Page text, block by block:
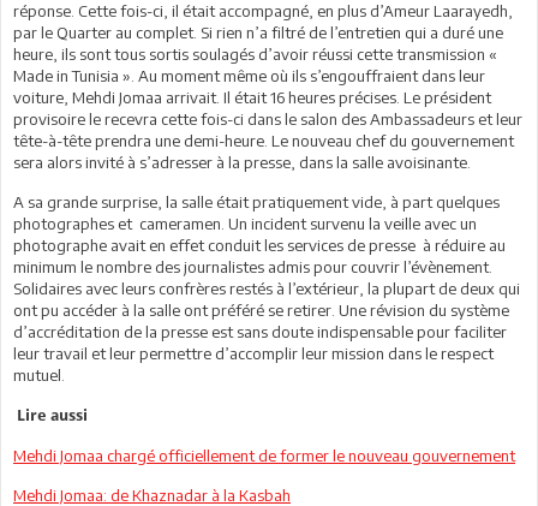
réponse. Cette fois-ci, il était accompagné, en plus d’Ameur Laarayedh,
par le Quarter au complet. Si rien n’a filtré de l’entretien qui a duré une
heure, ils sont tous sortis soulagés d’avoir réussi cette transmission «
Made in Tunisia ». Au moment même où ils s’engouffraient dans leur
voiture, Mehdi Jomaa arrivait. Il était 16 heures précises. Le président
provisoire le recevra cette fois-ci dans le salon des Ambassadeurs et leur
tête-à-tête prendra une demi-heure. Le nouveau chef du gouvernement
sera alors invité à s’adresser à la presse, dans la salle avoisinante.
A sa grande surprise, la salle était pratiquement vide, à part quelques
photographes et cameramen. Un incident survenu la veille avec un
photographe avait en effet conduit les services de presse à réduire au
minimum le nombre des journalistes admis pour couvrir l’évènement.
Solidaires avec leurs confrères restés à l’extérieur, la plupart de deux qui
ont pu accéder à la salle ont préféré se retirer. Une révision du système
d’accréditation de la presse est sans doute indispensable pour faciliter
leur travail et leur permettre d’accomplir leur mission dans le respect
mutuel.
Lire aussi
Mehdi Jomaa chargé officiellement de former le nouveau gouvernement
Mehdi Jomaa: de Khaznadar à la Kasbah